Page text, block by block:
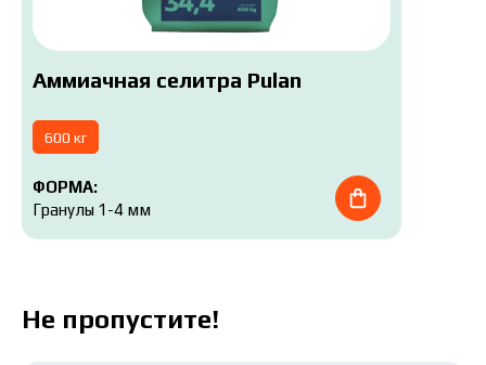
Аммиачная селитра Pulan
600 кг
ФОРМА:
Гранулы 1-4 мм
Не пропустите!